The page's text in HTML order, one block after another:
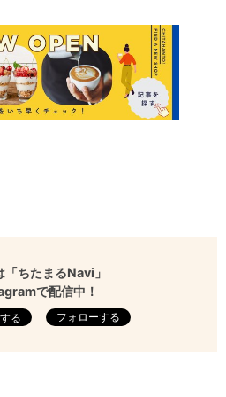
「ちたまるNavi」
で配信中！
フォローする